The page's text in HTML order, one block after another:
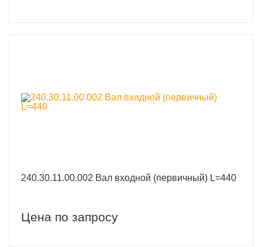
240.30.11.00.002 Вал входной (первичный) L=440
Цена по запросу